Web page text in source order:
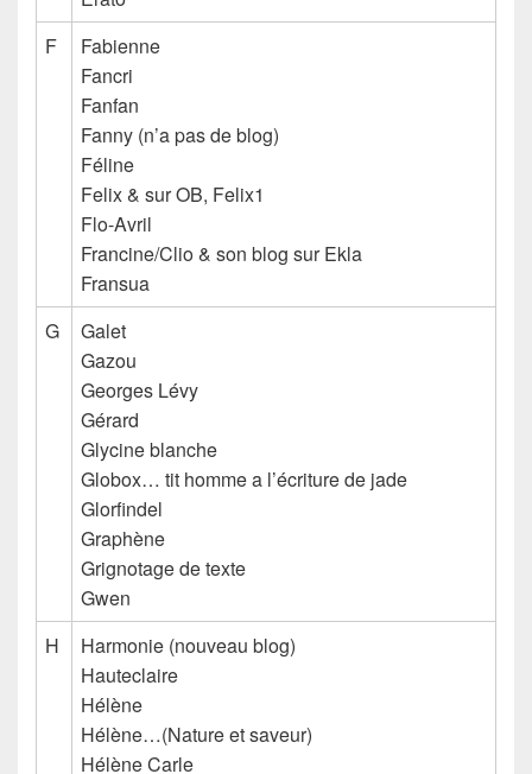
F
Fabienne
Fancri
Fanfan
Fanny (n’a pas de blog)
Féline
Felix & sur OB, Felix1
Flo-Avril
Francine/Clio & son blog sur Ekla
Fransua
G
Galet
Gazou
Georges Lévy
Gérard
Glycine blanche
Globox… tit homme a l’écriture de jade
Glorfindel
Graphène
Grignotage de texte
Gwen
H
Harmonie (nouveau blog)
Hauteclaire
Hélène
Hélène…(Nature et saveur)
Hélène Carle